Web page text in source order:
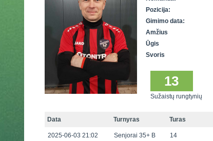
Pozicija:
Gimimo data:
Amžius
Ūgis
Svoris
13
Sužaistų rungtynių
Data Turnyras Turas
2025-06-03 21:02 Senjorai 35+ B 14